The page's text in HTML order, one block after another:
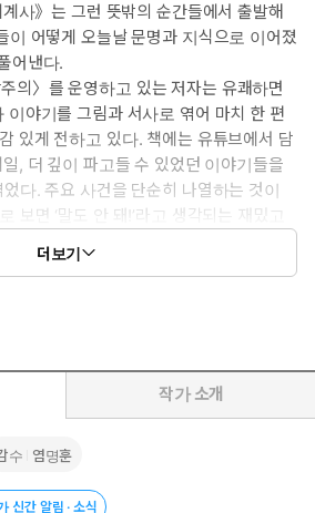
사》는 그런 뜻밖의 순간들에서 출발해
이 어떻게 오늘날 문명과 지식으로 이어졌
어낸다.
의〉를 운영하고 있는 저자는 유쾌하면
이야기를 그림과 서사로 엮어 마치 한 편
있게 전하고 있다. 책에는 유튜브에서 담
, 더 깊이 파고들 수 있었던 이야기들을
다. 주요 사건을 단순히 나열하는 것이
보면 ‘말도 안 돼!’라고 생각되는 재밌고
라 생활과 문화, 자본과 문명, 권력과 경제
에 밀도 있게 압축했다. 특히 철저한 고증
들 것이다.
더보기
작가 소개
수 염명훈
신간 알림 · 소식